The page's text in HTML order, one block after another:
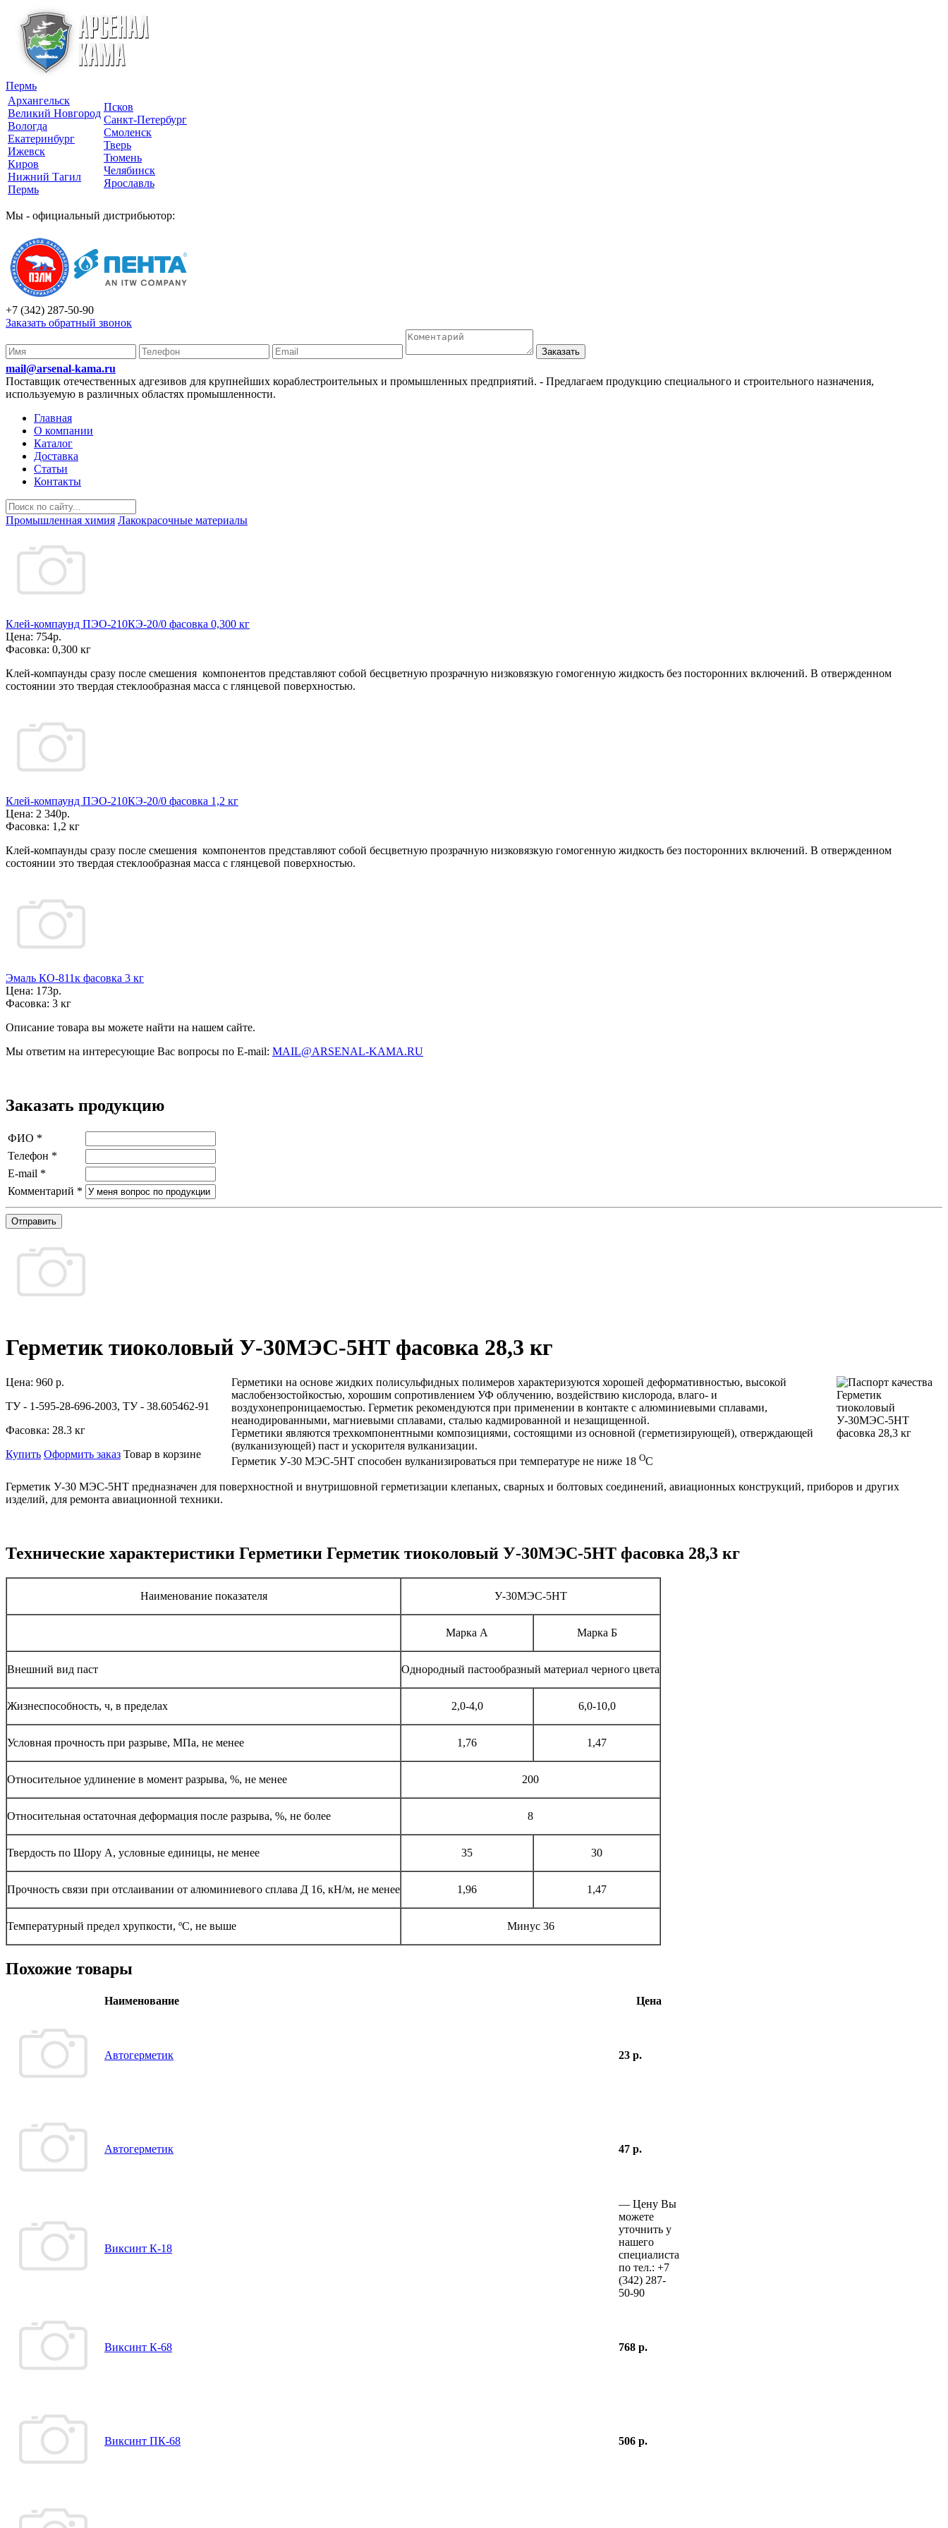
Пермь
Архангельск
Великий Новгород
Вологда
Екатеринбург
Ижевск
Киров
Нижний Тагил
Пермь
Псков
Санкт-Петербург
Смоленск
Тверь
Тюмень
Челябинск
Ярославль
Мы - официальный дистрибьютор:
+7 (342) 287-50-90
Заказать обратный звонок
Заказать
mail@arsenal-kama.ru
Поставщик отечественных адгезивов для крупнейших кораблестроительных и промышленных предприятий. - Предлагаем продукцию специального и строительного назначения,
используемую в различных областях промышленности.
Главная
О компании
Каталог
Доставка
Статьи
Контакты
Промышленная химия Лакокрасочные материалы
Клей-компаунд ПЭО-210КЭ-20/0 фасовка 0,300 кг
Цена: 754р.
Фасовка: 0,300 кг
Клей-компаунды сразу после смешения компонентов представляют собой бесцветную прозрачную низковязкую гомогенную жидкость без посторонних включений. В отвержденном
состоянии это твердая стеклообразная масса с глянцевой поверхностью.
Клей-компаунд ПЭО-210КЭ-20/0 фасовка 1,2 кг
Цена: 2 340р.
Фасовка: 1,2 кг
Клей-компаунды сразу после смешения компонентов представляют собой бесцветную прозрачную низковязкую гомогенную жидкость без посторонних включений. В отвержденном
состоянии это твердая стеклообразная масса с глянцевой поверхностью.
Эмаль КО-811к фасовка 3 кг
Цена: 173р.
Фасовка: 3 кг
Описание товара вы можете найти на нашем сайте.
Мы ответим на интересующие Вас вопросы по E-mail: MAIL@ARSENAL-KAMA.RU
Заказать продукцию
ФИО *
Телефон *
E-mail *
Комментарий *
Отправить
Герметик тиоколовый У-30МЭС-5НТ фасовка 28,3 кг
Цена: 960 р.
ТУ - 1-595-28-696-2003, ТУ - 38.605462-91
Фасовка: 28.3 кг
Купить Оформить заказ Товар в корзине
Герметики на основе жидких полисульфидных полимеров характеризуются хорошей деформативностью, высокой
маслобензостойкостью, хорошим сопротивлением УФ облучению, воздействию кислорода, влаго- и
воздухонепроницаемостью. Герметик рекомендуются при применении в контакте с алюминиевыми сплавами,
неанодированными, магниевыми сплавами, сталью кадмированной и незащищенной.
Герметики являются трехкомпонентными композициями, состоящими из основной (герметизирующей), отверждающей
(вулканизующей) паст и ускорителя вулканизации.
Герметик У-30 МЭС-5НТ способен вулканизироваться при температуре не ниже 18 ОС
Герметик У-30 МЭС-5НТ предназначен для поверхностной и внутришовной герметизации клепаных, сварных и болтовых соединений, авиационных конструкций, приборов и других
изделий, для ремонта авиационной техники.
Технические характеристики Герметики Герметик тиоколовый У-30МЭС-5НТ фасовка 28,3 кг
Наименование показателя У-30МЭС-5НТ
Марка А Марка Б
Внешний вид паст Однородный пастообразный материал черного цвета
Жизнеспособность, ч, в пределах 2,0-4,0 6,0-10,0
Условная прочность при разрыве, МПа, не менее 1,76 1,47
Относительное удлинение в момент разрыва, %, не менее 200
Относительная остаточная деформация после разрыва, %, не более 8
Твердость по Шору А, условные единицы, не менее 35 30
Прочность связи при отслаивании от алюминиевого сплава Д 16, кН/м, не менее 1,96 1,47
Температурный предел хрупкости, ºС, не выше Минус 36
Похожие товары
Наименование Цена
Автогерметик 23 р.
Автогерметик 47 р.
Виксинт К-18
— Цену Вы
можете
уточнить у
нашего
специалиста
по тел.: +7
(342) 287-
50-90
Виксинт К-68 768 р.
Виксинт ПК-68 506 р.